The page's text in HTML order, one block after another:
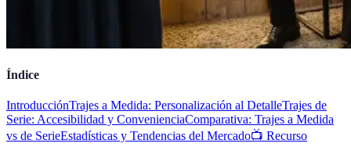
Índice
IntroducciónTrajes a Medida: Personalización al DetalleTrajes de
Serie: Accesibilidad y ConvenienciaComparativa: Trajes a Medida
vs de SerieEstadísticas y Tendencias del Mercado📺 Recurso